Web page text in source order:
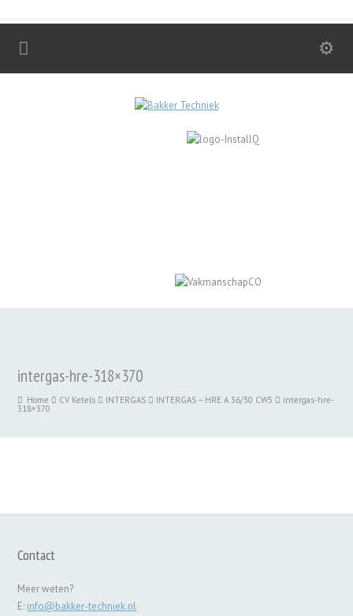
intergas-hre-318×370
Home CV Ketels INTERGAS INTERGAS – HRE A 36/30 CW5 intergas-hre-
318×370
Contact
Meer weten?
E: info@bakker-techniek.nl